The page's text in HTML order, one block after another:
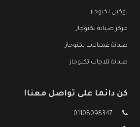
توكيل تكنوجاز
مركز صيانة تكنوجاز
صيانة غسالات تكنوجاز
صيانة ثلاجات تكنوجاز
كن دائما على تواصل معنا!
01108098347